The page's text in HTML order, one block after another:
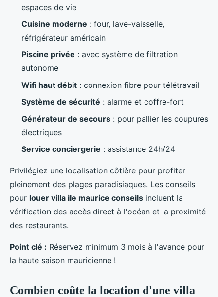
espaces de vie
Cuisine moderne : four, lave-vaisselle,
réfrigérateur américain
Piscine privée : avec système de filtration
autonome
Wifi haut débit : connexion fibre pour télétravail
Système de sécurité : alarme et coffre-fort
Générateur de secours : pour pallier les coupures
électriques
Service conciergerie : assistance 24h/24
Privilégiez une localisation côtière pour profiter
pleinement des plages paradisiaques. Les conseils
pour louer villa ile maurice conseils incluent la
vérification des accès direct à l'océan et la proximité
des restaurants.
Point clé : Réservez minimum 3 mois à l'avance pour
la haute saison mauricienne !
Combien coûte la location d'une villa